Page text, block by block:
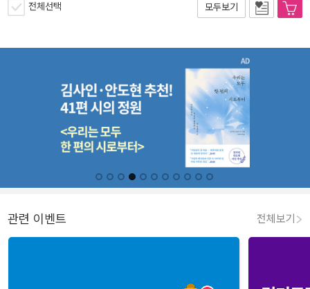
전체선택 모두보기
관련 이벤트 전체보기